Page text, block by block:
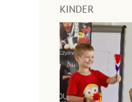
KINDER